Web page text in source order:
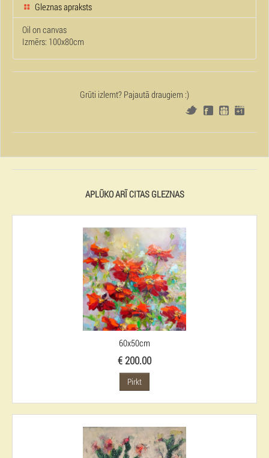
Gleznas apraksts
Oil on canvas
Izmērs: 100x80cm
Grūti izlemt? Pajautā draugiem :)
APLŪKO ARĪ CITAS GLEZNAS
60x50cm
€ 200.00
Pirkt